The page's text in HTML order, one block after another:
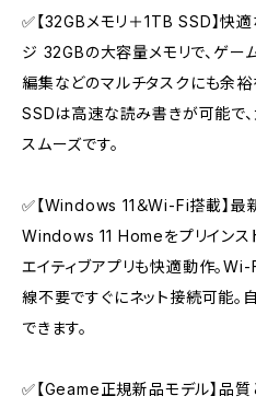
✅【32GBメモリ＋1TB SSD】快
ジ 32GBの大容量メモリで、ゲー
編集などのマルチタスクにも余
SSDは高速な読み書きが可能で
スムーズです。
✅【Windows 11＆Wi-Fi搭載】最
Windows 11 Homeをプリインス
エイティブアプリも快適動作。
線不要ですぐにネット接続可能。
できます。
✅【Geame正規新品モデル】品